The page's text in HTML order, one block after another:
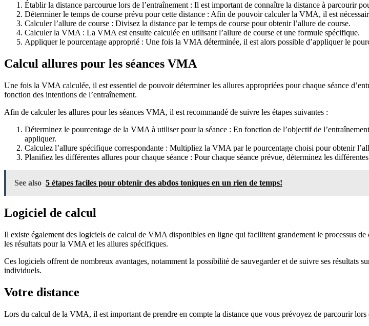
Établir la distance parcourue lors de l’entraînement : Il est important de connaître la distance à parcourir
Déterminer le temps de course prévu pour cette distance : Afin de pouvoir calculer la VMA, il est
Calculer l’allure de course : Divisez la distance par le temps de course pour obtenir l’allure de course.
Calculer la VMA : La VMA est ensuite calculée en utilisant l’allure de course et une formule spécifique.
Appliquer le pourcentage approprié : Une fois la VMA déterminée, il est alors possible d’appliquer le
Calcul allures pour les séances VMA
Une fois la VMA calculée, il est essentiel de pouvoir déterminer les allures appropriées pour chaque séance
fonction des intentions de l’entraînement.
Afin de calculer les allures pour les séances VMA, il est recommandé de suivre les étapes suivantes :
Déterminez le pourcentage de la VMA à utiliser pour la séance : En fonction de l’objectif de
appliquer.
Calculez l’allure spécifique correspondante : Multipliez la VMA par le pourcentage choisi pour obtenir
Planifiez les différentes allures pour chaque séance : Pour chaque séance prévue, déterminez les
See also 5 étapes faciles pour obtenir des abdos toniques en un rien de temps!
Logiciel de calcul
Il existe également des logiciels de calcul de VMA disponibles en ligne qui facilitent grandement le processus
les résultats pour la VMA et les allures spécifiques.
Ces logiciels offrent de nombreux avantages, notamment la possibilité de sauvegarder et de suivre ses résultats
individuels.
Votre distance
Lors du calcul de la VMA, il est important de prendre en compte la distance que vous prévoyez de parcourir